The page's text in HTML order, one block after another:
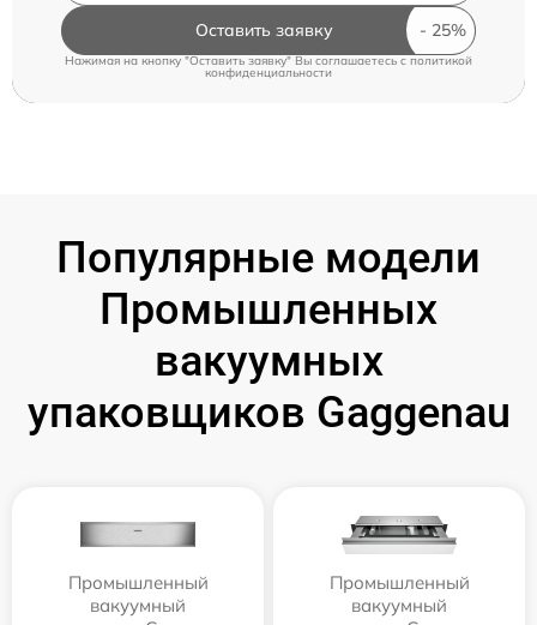
Оставить заявку
Нажимая на кнопку "Оставить заявку" Вы соглашаетесь cполитикой
конфиденциальности
Популярные модели
Промышленных
вакуумных
упаковщиков Gaggenau
Промышленный
вакуумный
Промышленный
вакуумный